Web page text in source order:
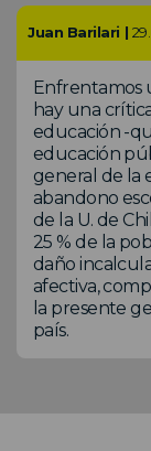
Juan Barilari |
Enfrentamos
hay una
educación -
educación
general de la
abandono
de la U. de
25 % de la
daño
afectiva,
la presente
país.